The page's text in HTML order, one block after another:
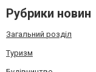
Рубрики новин
Загальний розділ
Туризм